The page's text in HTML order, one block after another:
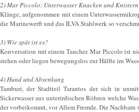
2) Mar Piccolo: Unterwasser Knacken und Knistern
Klänge, aufgenommen mit einem
die Marinewerft und das ILVA Stahlwerk so
3) Wie spät ist es?
Konversation mit einem Taucher. Mar Piccolo ist
stehen oder liegen bewegungslos zur Hälfte im
4) Hund und Absenkung
Tamburi, der Stadtteil Tarantos der sich in
Sickerwasser aus unterirdischen Röhren welche
der vorbeikommt, vor Allem Fremde. Die Nachbarn